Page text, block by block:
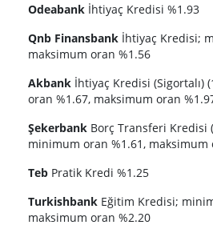
Odeabank İhtiyaç Kredisi %1.93
Qnb Finansbank İhtiyaç Kredisi;
maksimum oran %1.56
Akbank İhtiyaç Kredisi (Sigortalı)
oran %1.67, maksimum oran
Şekerbank Borç Transferi Kredisi
minimum oran %1.61, maksimum
Teb Pratik Kredi %1.25
Turkishbank Eğitim Kredisi;
maksimum oran %2.20